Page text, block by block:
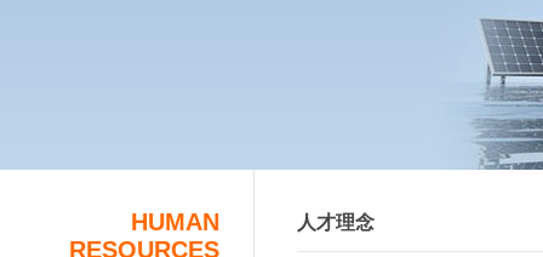
HUMAN
RESOURCES
人才理念